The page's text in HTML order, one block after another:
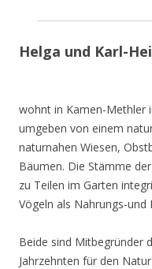
Helga und Karl-
wohnt in Kamen-Methler
umgeben von einem
naturnahen Wiesen,
Bäumen. Die Stämme
zu Teilen im Garten
Vögeln als Nahrungs-und
Beide sind Mitbegründer
Jahrzehnten für den